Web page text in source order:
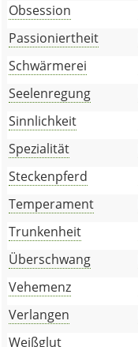
Obsession
Passioniertheit
Schwärmerei
Seelenregung
Sinnlichkeit
Spezialität
Steckenpferd
Temperament
Trunkenheit
Überschwang
Vehemenz
Verlangen
Weißglut